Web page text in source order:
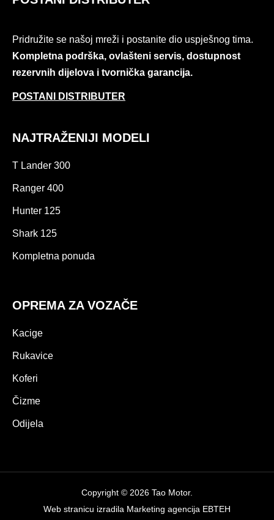
Pridružite se našoj mreži i postanite dio uspješnog tima.
Kompletna podrška, ovlašteni servis, dostupnost
rezervnih dijelova i tvornička garancija.
POSTANI DISTRIBUTER
NAJTRAŽENIJI MODELI
T Lander 300
Ranger 400
Hunter 125
Shark 125
Kompletna ponuda
OPREMA ZA VOZAČE
Kacige
Rukavice
Koferi
Čizme
Odijela
Copyright © 2026 Tao Motor.
Web stranicu izradila Marketing agencija EBTEH